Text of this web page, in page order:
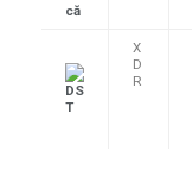
că
DS
T
X
D
R